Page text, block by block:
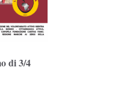
di 3/4